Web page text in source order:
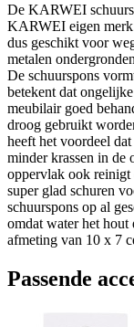
De KARWEI
KARWEI eigen
dus geschikt voor
metalen
De schuurspons
betekent dat
meubilair goed
droog gebruikt
heeft het voordeel
minder krassen in de
oppervlak ook reinigt
super glad schuren
schuurspons op al
omdat water het hout
afmeting van 10 x 7
Passende